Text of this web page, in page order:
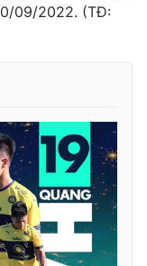
09/2022. (TĐ: